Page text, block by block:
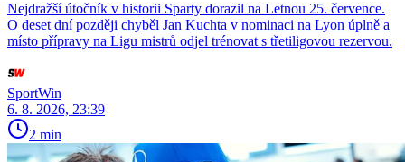
Nejdražší útočník v historii Sparty dorazil na Letnou 25. července.
O deset dní později chyběl Jan Kuchta v nominaci na Lyon úplně a
místo přípravy na Ligu mistrů odjel trénovat s třetiligovou rezervou.
SportWin
6. 8. 2026, 23:39
2 min